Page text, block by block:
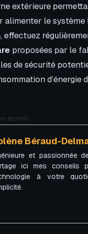
extérieure
alimenter le système
effectuez
proposées par le
de sécurité
d’énergie
récents
Béraud-
et passionnée
ici mes conseils
à votre